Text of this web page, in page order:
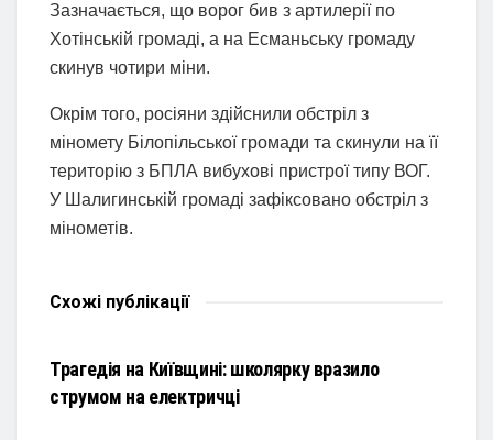
Зазначається, що ворог бив з артилерії по
Хотінській громаді, а на Есманьську громаду
скинув чотири міни.
Окрім того, росіяни здійснили обстріл з
міномету Білопільської громади та скинули на її
територію з БПЛА вибухові пристрої типу ВОГ.
У Шалигинській громаді зафіксовано обстріл з
мінометів.
Схожі публікації
Трагедія на Київщині: школярку вразило
струмом на електричці